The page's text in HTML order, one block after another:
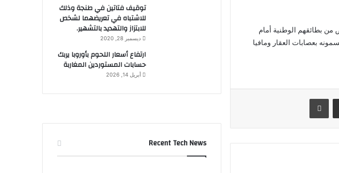
من بطائقهم الوطنية أمام
بعصابات العقار ومافيا
مشاركة عبر البريد طباعة
توقيف فتاتين في طنجة وذلك
للاشتباه في تعريضهما لشخص
للابتزاز والتهديد بالتشهير.
ديسمبر 28, 2020
ارتفاع أسعار اللحوم بأوروبا يربك
حسابات المستوردين المغاربة
أبريل 14, 2026
Recent Tech News